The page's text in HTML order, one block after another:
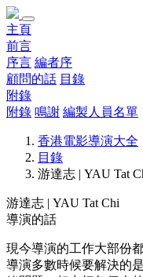
主頁
前言
序言 編者序
顧問的話 目錄
附錄
附錄 鳴謝 編製人員名單
香港電影導演大全
目錄
游達志 | YAU Tat
游達志 | YAU Tat Chi
導演的話
現今導演的工作大部份
導演多數時候要解決的